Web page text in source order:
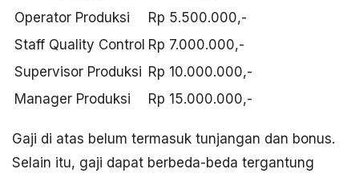
Operator Produksi
Rp 5.500.000,-
Staff Quality Control Rp 7.000.000,-
Supervisor Produksi Rp 10.000.000,-
Manager Produksi
Rp 15.000.000,-
Gaji di atas belum termasuk tunjangan dan bonus.
Selain itu, gaji dapat berbeda-beda tergantung